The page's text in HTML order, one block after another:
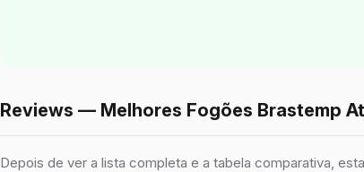
Reviews — Melhores Fogões Brastemp
Depois de ver a lista completa e a tabela comparativa,